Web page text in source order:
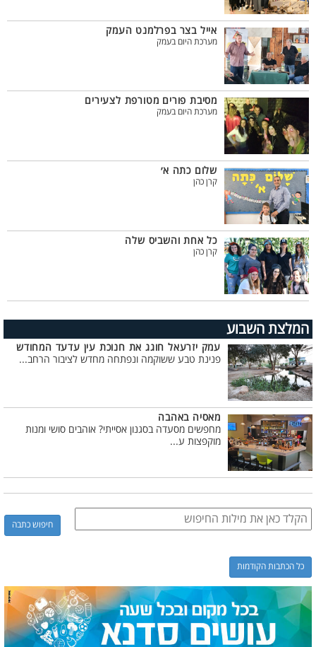
אייל בצר בפרלמנט העמק
מערכת היום בעמק
מסיבת פורים מטורפת לצעירים
מערכת היום בעמק
שלום כתה א׳
קרן כהן
כל אחת והשביס שלה
קרן כהן
המלצת השבוע
עמק יזרעאל חוגג את חנוכת עין עדעד המחודש
פנינת טבע ששוקמה ונפתחה מחדש לציבור הרחב...
מאסיה באהבה
מחפשים מסעדה בסגנון אסייתי? אוהבים סושי ומנות
מוקפצות ע...
כל הכתבות הקודמות